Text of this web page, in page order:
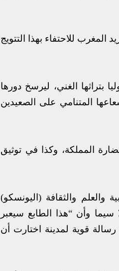
المغرب للاحتفاء بهذا التتويج
بتراثها الغني، ليرسخ دورها
المتنامي على الصعيدين
المملكة، وكذا في توثيق
والعلم والثقافة (اليونسكو)
سيما وأن “هذا الطابع سيعبر
قوية لمدينة اختارت أن